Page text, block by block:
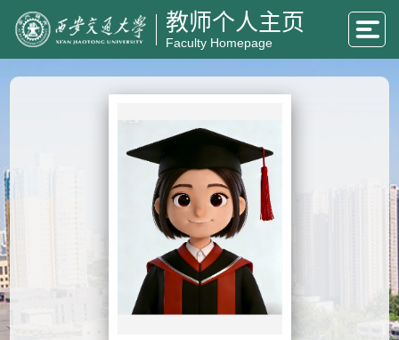
教师个人主页
Faculty Homepage